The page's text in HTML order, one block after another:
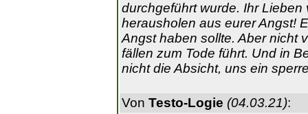
durchgeführt wurde. Ihr
herausholen aus eurer Angst!
Angst haben sollte. Aber nicht
fällen zum Tode führt. Und in
nicht die Absicht, uns ein
Von Testo-Logie (04.03.21):